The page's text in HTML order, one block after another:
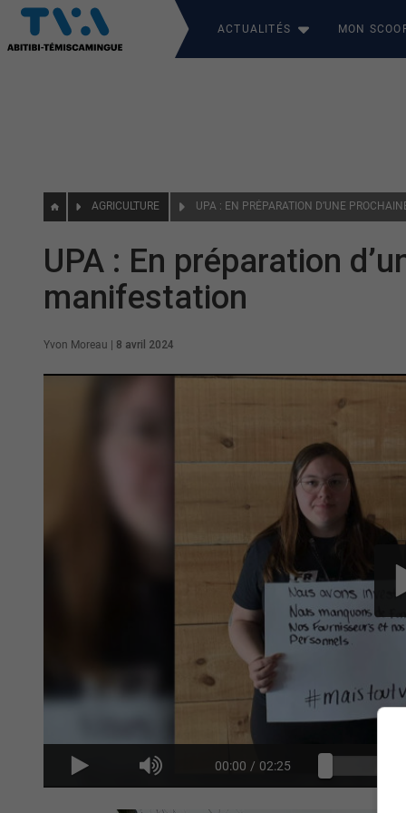
ACTUALITÉS MON
AGRICULTURE UPA : EN PRÉPARATION D’UNE
UPA : En préparation
manifestation
Yvon Moreau 8 avril 2024
00:00 / 02:25